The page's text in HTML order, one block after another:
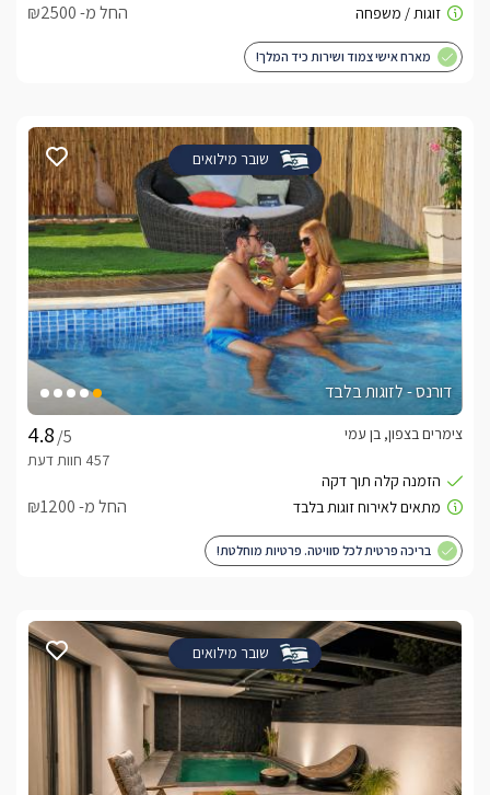
החל מ- ₪2500
מארח אישי צמוד ושירות כיד המלך!
שובר מילואים
דורנס - לזוגות בלבד
/5
צימרים בצפון, בן עמי
החל מ- ₪1200
בריכה פרטית לכל סוויטה. פרטיות מוחלטת!
שובר מילואים